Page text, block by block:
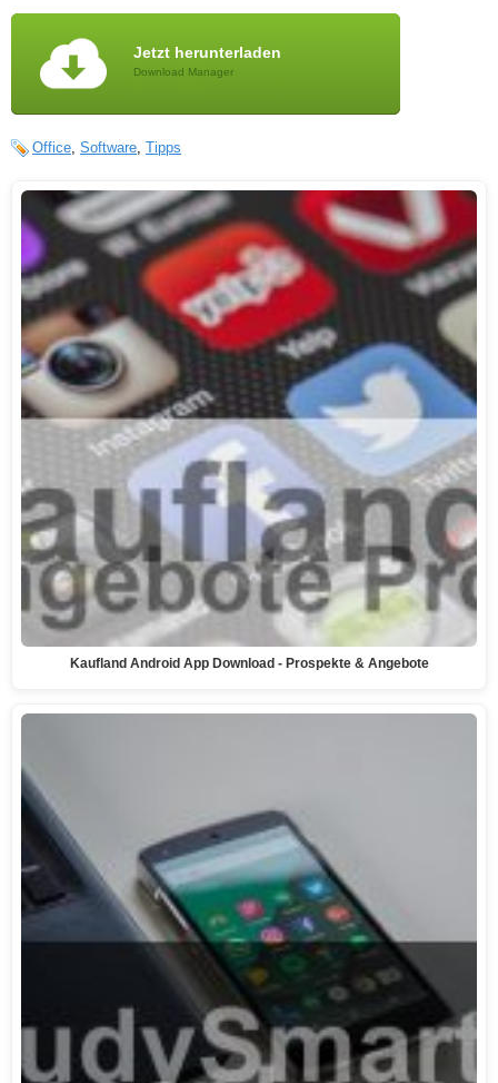
Jetzt herunterladen
Download Manager
Office, Software, Tipps
Kaufland Android App Download - Prospekte & Angebote